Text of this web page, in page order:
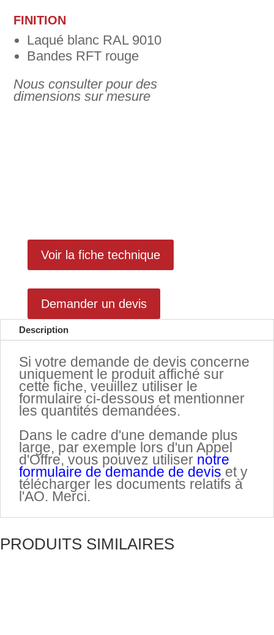
FINITION
Laqué blanc RAL 9010
Bandes RFT rouge
Nous consulter pour des
dimensions sur mesure
Voir la fiche technique
Demander un devis
Description
Si votre demande de devis concerne
uniquement le produit affiché sur
cette fiche, veuillez utiliser le
formulaire ci-dessous et mentionner
les quantités demandées.
Dans le cadre d'une demande plus
large, par exemple lors d'un Appel
d'Offre, vous pouvez utiliser notre
formulaire de demande de devis et y
télécharger les documents relatifs à
l'AO. Merci.
PRODUITS SIMILAIRES